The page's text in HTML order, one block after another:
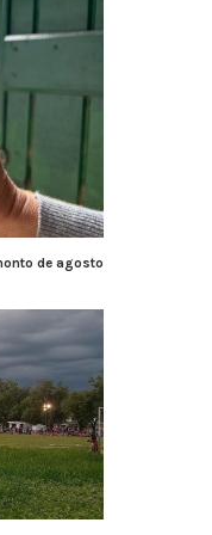
de agosto